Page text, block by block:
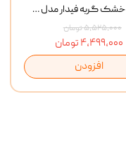
غذای خشک گربه فیدار مدل Adult وزن 10 کیلوگرم
۵,۵۲۵,۰۰۰ تومان
۴,۴۹۹,۰۰۰ تومان
افزودن